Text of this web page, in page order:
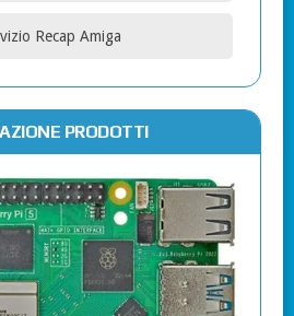
Recap Amiga
PRODOTTI